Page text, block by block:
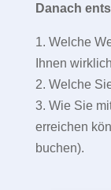
Danach
1. Welche
Ihnen
2. Welche
3. Wie Sie
erreichen
buchen).